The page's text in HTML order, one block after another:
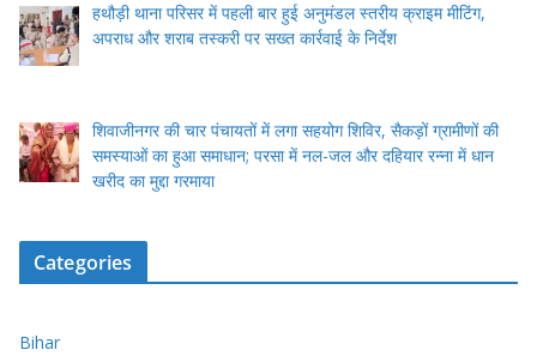
हथौड़ी थाना परिसर में पहली बार हुई अनुमंडल स्तरीय क्राइम मीटिंग,
अपराध और शराब तस्करी पर सख्त कार्रवाई के निर्देश
शिवाजीनगर की चार पंचायतों में लगा सहयोग शिविर, सैकड़ों ग्रामीणों की
समस्याओं का हुआ समाधान; परसा में नल-जल और दहियार रन्ना में धान
खरीद का मुद्दा गरमाया
Categories
Bihar